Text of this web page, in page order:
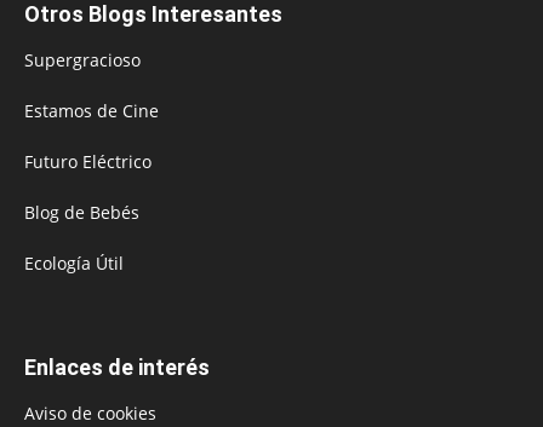
Otros Blogs Interesantes
Supergracioso
Estamos de Cine
Futuro Eléctrico
Blog de Bebés
Ecología Útil
Enlaces de interés
Aviso de cookies